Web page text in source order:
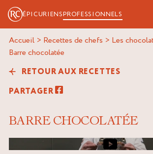
ÉPICURIENSPROFESSIONNELS
Accueil > Recettes de chefs > Les
barre chocolatée
RETOUR AUX RECETTES
PARTAGER
BARRE CHOCOLATÉE
Image de couverture de la vidéo